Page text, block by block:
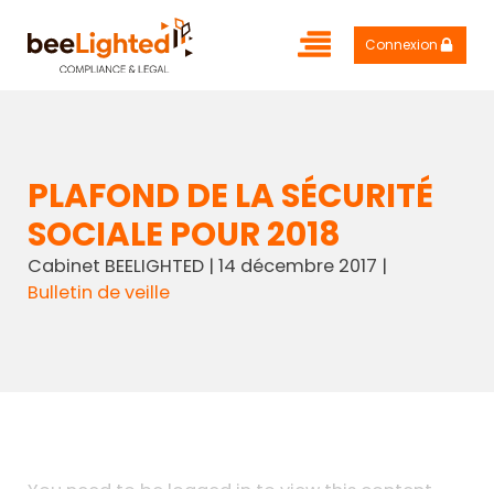
Connexion
PLAFOND DE LA SÉCURITÉ
SOCIALE POUR 2018
Cabinet BEELIGHTED| 14 décembre 2017 |
Bulletin de veille